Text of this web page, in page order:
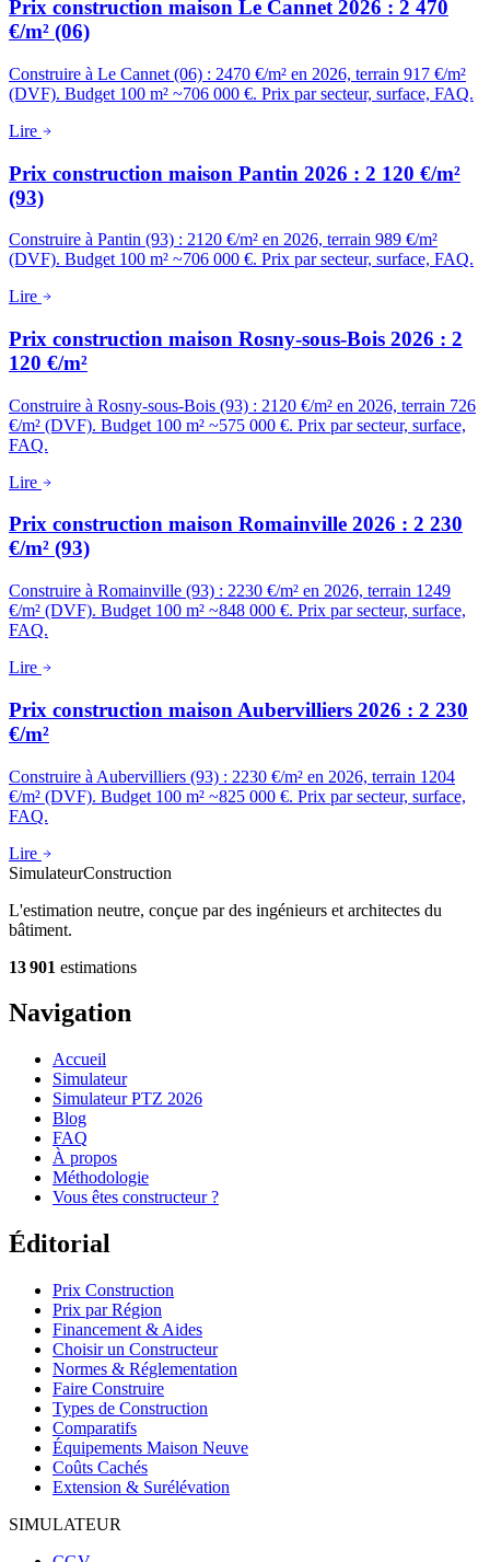
Prix construction maison Le Cannet 2026 : 2 470
€/m² (06)
Construire à Le Cannet (06) : 2470 €/m² en 2026, terrain 917 €/m²
(DVF). Budget 100 m² ~706 000 €. Prix par secteur, surface, FAQ.
Lire
Prix construction maison Pantin 2026 : 2 120 €/m²
(93)
Construire à Pantin (93) : 2120 €/m² en 2026, terrain 989 €/m²
(DVF). Budget 100 m² ~706 000 €. Prix par secteur, surface, FAQ.
Lire
Prix construction maison Rosny-sous-Bois 2026 : 2
120 €/m²
Construire à Rosny-sous-Bois (93) : 2120 €/m² en 2026, terrain 726
€/m² (DVF). Budget 100 m² ~575 000 €. Prix par secteur, surface,
FAQ.
Lire
Prix construction maison Romainville 2026 : 2 230
€/m² (93)
Construire à Romainville (93) : 2230 €/m² en 2026, terrain 1249
€/m² (DVF). Budget 100 m² ~848 000 €. Prix par secteur, surface,
FAQ.
Lire
Prix construction maison Aubervilliers 2026 : 2 230
€/m²
Construire à Aubervilliers (93) : 2230 €/m² en 2026, terrain 1204
€/m² (DVF). Budget 100 m² ~825 000 €. Prix par secteur, surface,
FAQ.
Lire
SimulateurConstruction
L'estimation neutre, conçue par des ingénieurs et architectes du
bâtiment.
13 901 estimations
Navigation
Accueil
Simulateur
Simulateur PTZ 2026
Blog
FAQ
À propos
Méthodologie
Vous êtes constructeur ?
Éditorial
Prix Construction
Prix par Région
Financement & Aides
Choisir un Constructeur
Normes & Réglementation
Faire Construire
Types de Construction
Comparatifs
Équipements Maison Neuve
Coûts Cachés
Extension & Surélévation
SIMULATEUR